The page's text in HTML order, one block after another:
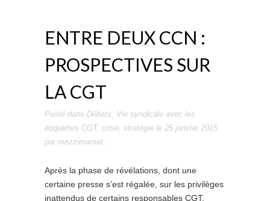
ENTRE DEUX CCN :
PROSPECTIVES SUR
LA CGT
Posté dans Débats, Vie syndicale avec les
étiquettes CGT, crise, stratégie le 25 janvier 2015
par mezzimamet.
Après la phase de révélations, dont une
certaine presse s’est régalée, sur les privilèges
inattendus de certains responsables CGT,